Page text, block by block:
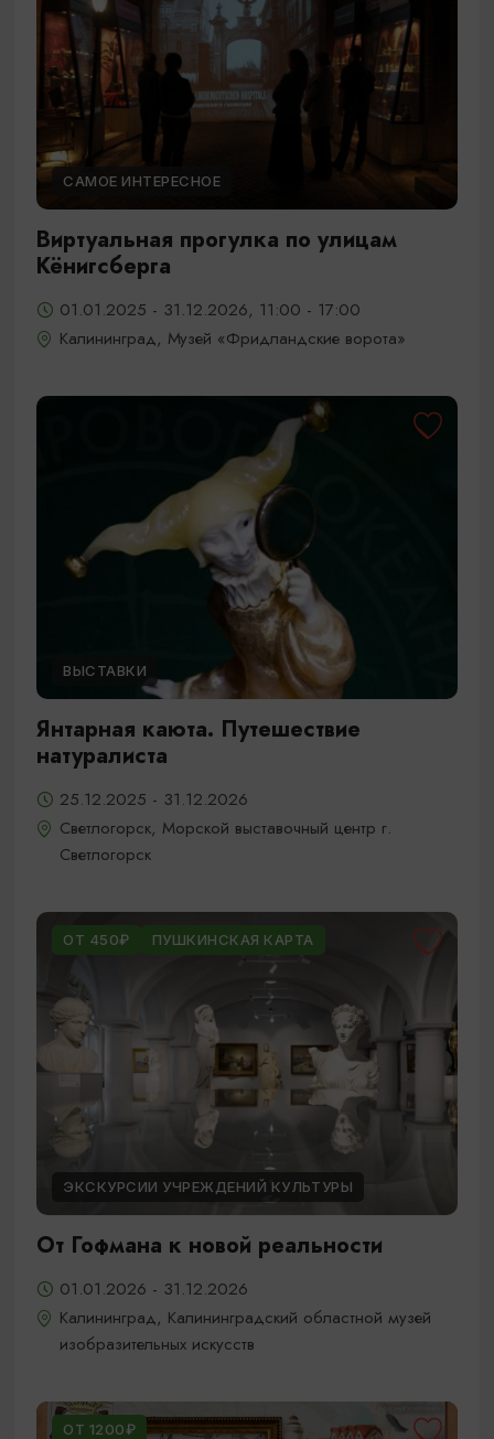
САМОЕ ИНТЕРЕСНОЕ
Виртуальная прогулка по улицам
Кёнигсберга
01.01.2025 - 31.12.2026, 11:00 - 17:00
Калининград, Музей «Фридландские ворота»
ВЫСТАВКИ
Янтарная каюта. Путешествие
натуралиста
25.12.2025 - 31.12.2026
Светлогорск, Морской выставочный центр г.
Светлогорск
ОТ 450₽ ПУШКИНСКАЯ КАРТА
ЭКСКУРСИИ УЧРЕЖДЕНИЙ КУЛЬТУРЫ
От Гофмана к новой реальности
01.01.2026 - 31.12.2026
Калининград, Калининградский областной музей
изобразительных искусств
ОТ 1200₽